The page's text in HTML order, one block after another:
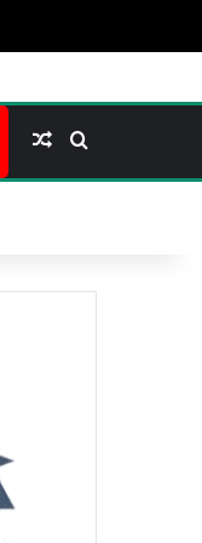
Article Aléatoire